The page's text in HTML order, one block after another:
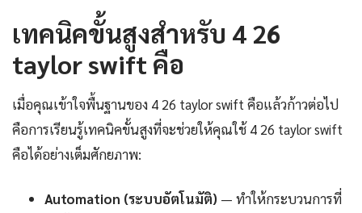
เทคนิคขั้นสูงสำหรับ 4 26
taylor swift คือ
เมื่อคุณเข้าใจพื้นฐานของ 4 26 taylor swift คือแล้วก้าวต่อไป
คือการเรียนรู้เทคนิคขั้นสูงที่จะช่วยให้คุณใช้ 4 26 taylor swift
คือได้อย่างเต็มศักยภาพ:
Automation (ระบบอัตโนมัติ) — ทำให้กระบวนการที่